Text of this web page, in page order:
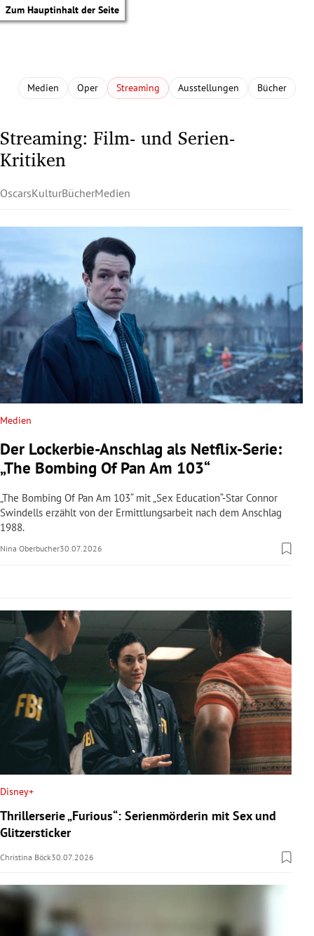
Zum Hauptinhalt der Seite
Untermenü
Untermenü
Untermenü
Untermenü
Untermenü
Untermenü
Untermenü
Medien Oper Streaming Ausstellungen Bücher
Streaming: Film- und Serien-
Kritiken
OscarsKulturBücherMedien
Medien
Der Lockerbie-Anschlag als Netflix-Serie:
„The Bombing Of Pan Am 103“
„The Bombing Of Pan Am 103“ mit „Sex Education“-Star Connor
Swindells erzählt von der Ermittlungsarbeit nach dem Anschlag
1988.
Nina Oberbucher30.07.2026
Disney+
Thrillerserie „Furious“: Serienmörderin mit Sex und
Glitzersticker
Christina Böck30.07.2026